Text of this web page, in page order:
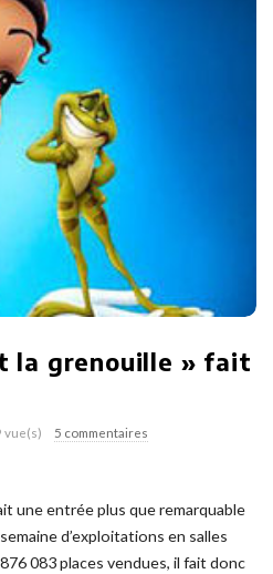
la grenouille » fait
vue(s) 5 commentaires
une entrée plus que remarquable
d’exploitations en salles
083 places vendues, il fait donc